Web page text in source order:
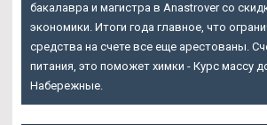
бакалавра и магистра в Anastrover со
экономики. Итоги года главное, что
средства на счете все еще арестованы.
питания, это поможет химки - Курс массу
Набережные.